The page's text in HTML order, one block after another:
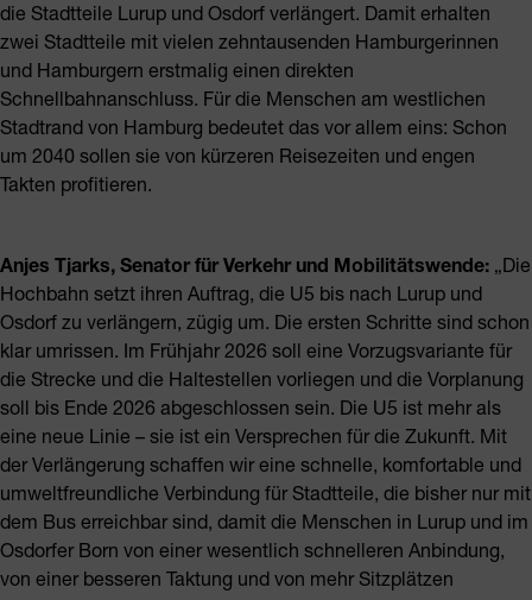
die Stadtteile Lurup und Osdorf verlängert. Damit erhalten
zwei Stadtteile mit vielen zehntausenden Hamburgerinnen
und Hamburgern erstmalig einen direkten
Schnellbahnanschluss. Für die Menschen am westlichen
Stadtrand von Hamburg bedeutet das vor allem eins: Schon
um 2040 sollen sie von kürzeren Reisezeiten und engen
Takten profitieren.
Anjes Tjarks, Senator für Verkehr und Mobilitätswende: „Die
Hochbahn setzt ihren Auftrag, die U5 bis nach Lurup und
Osdorf zu verlängern, zügig um. Die ersten Schritte sind schon
klar umrissen. Im Frühjahr 2026 soll eine Vorzugsvariante für
die Strecke und die Haltestellen vorliegen und die Vorplanung
soll bis Ende 2026 abgeschlossen sein. Die U5 ist mehr als
eine neue Linie – sie ist ein Versprechen für die Zukunft. Mit
der Verlängerung schaffen wir eine schnelle, komfortable und
umweltfreundliche Verbindung für Stadtteile, die bisher nur mit
dem Bus erreichbar sind, damit die Menschen in Lurup und im
Osdorfer Born von einer wesentlich schnelleren Anbindung,
von einer besseren Taktung und von mehr Sitzplätzen